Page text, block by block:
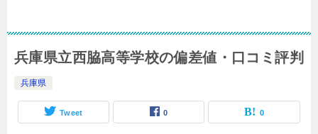
兵庫県立西脇高等学校の偏差値・口コミ評判
兵庫県
Tweet 0 0